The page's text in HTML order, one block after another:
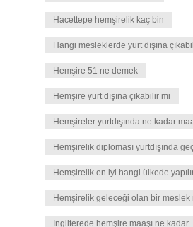
Hacettepe hemşirelik kaç bin
Hangi mesleklerde yurt dışına
Hemşire 51 ne demek
Hemşire yurt dışına çıkabilir mi
Hemşireler yurtdışında ne kadar
Hemşirelik diploması yurtdışında
Hemşirelik en iyi hangi ülkede
Hemşirelik geleceği olan bir meslek
İngilterede hemşire maaşı ne kadar